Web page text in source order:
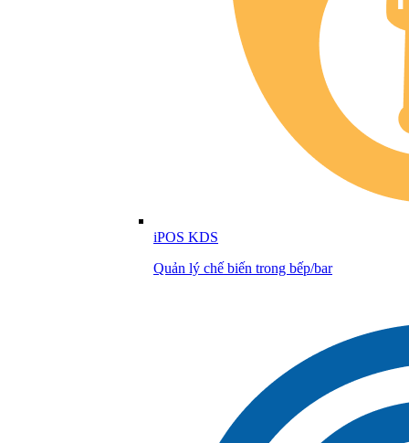
iPOS KDS
Quản lý chế biến trong bếp/bar